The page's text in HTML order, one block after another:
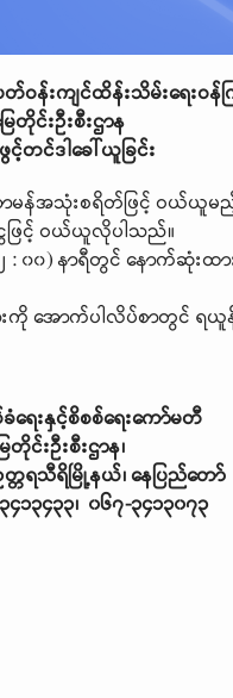
းကျင်ထိန်းသိမ်းရေးဝန်က
ေတိုင်းဦးစီးဌာန
တင်ဒါခေါ်ယူခြင်း
မန်အသုံးစရိတ်ဖြင့် ဝယ်ယူမည့်
ေဖြင့် ဝယ်ယူလိုပါသည်။
: ၀၀) နာရီတွင် နောက်ဆုံးထ
အောက်ပါလိပ်စာတွင် ရယူနို
ေးနှင့်စိစစ်ရေးကော်မတီ
ေတိုင်းဦးစီးဌာန၊
တရသီရိမြို့နယ်၊ နေပြည်တော်
၃၄၁၃၄၃၃၊ ၀၆၇-၃၄၁၃၀၇၃